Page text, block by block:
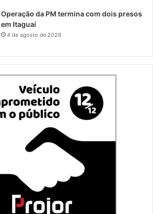
Operação da PM termina com dois presos
em Itaguaí
4 de agosto de 2026